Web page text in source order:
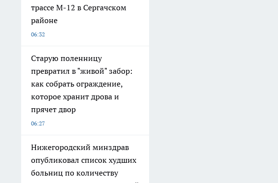
трассе М-12 в Сергачском
районе
06:32
Старую поленницу
превратил в "живой" забор:
как собрать ограждение,
которое хранит дрова и
прячет двор
06:27
Нижегородский минздрав
опубликовал список худших
больниц по количеству